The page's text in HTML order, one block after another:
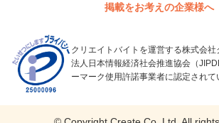
掲載をお考えの企業様へ
クリエイトバイトを運営する株式会
法人日本情報経済社会推進協会（
ーマーク使用許諾事業者に認定されて